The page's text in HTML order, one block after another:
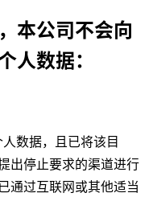
本公司不会向
人数据：
数据，且已将该目
出停止要求的渠道进行
通过互联网或其他适当